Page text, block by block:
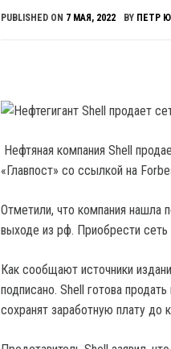
PUBLISHED ON 7 МАЯ, 2022 BY ПЕТР
Нефтяная компания Shell
«Главпост» со ссылкой на
Отметили, что компания нашла
выходе из рф. Приобрести
Как сообщают источники
подписано. Shell готова
сохранят заработную плату до